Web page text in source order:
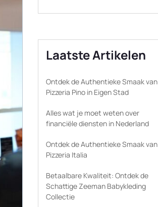
Laatste Artikelen
Ontdek de Authentieke Smaak van
Pizzeria Pino in Eigen Stad
Alles wat je moet weten over
financiële diensten in Nederland
Ontdek de Authentieke Smaak van
Pizzeria Italia
Betaalbare Kwaliteit: Ontdek de
Schattige Zeeman Babykleding
Collectie